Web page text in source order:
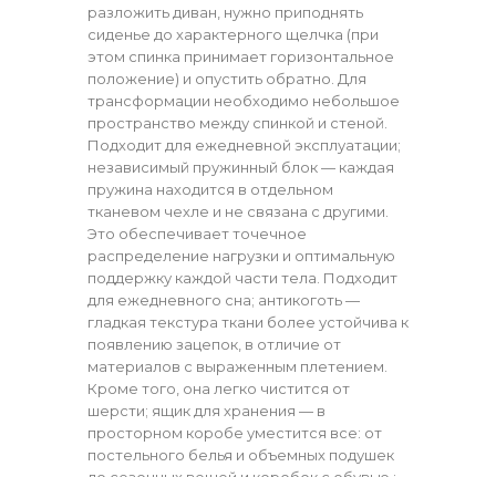
разложить диван, нужно приподнять
сиденье до характерного щелчка (при
этом спинка принимает горизонтальное
положение) и опустить обратно. Для
трансформации необходимо небольшое
пространство между спинкой и стеной.
Подходит для ежедневной эксплуатации;
независимый пружинный блок — каждая
пружина находится в отдельном
тканевом чехле и не связана с другими.
Это обеспечивает точечное
распределение нагрузки и оптимальную
поддержку каждой части тела. Подходит
для ежедневного сна; антикоготь —
гладкая текстура ткани более устойчива к
появлению зацепок, в отличие от
материалов с выраженным плетением.
Кроме того, она легко чистится от
шерсти; ящик для хранения — в
просторном коробе уместится все: от
постельного белья и объемных подушек